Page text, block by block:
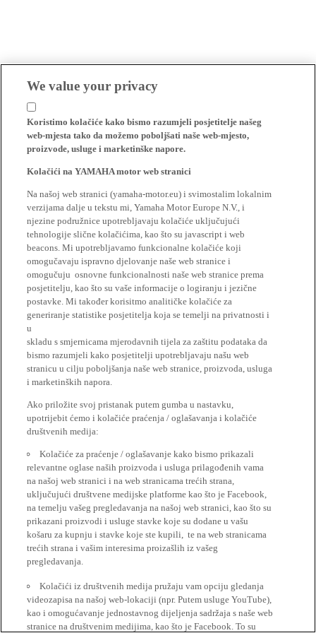
We value your privacy
Koristimo kolačiće kako bismo razumjeli posjetitelje našeg
web-mjesta tako da možemo poboljšati naše web-mjesto,
proizvode, usluge i marketinške napore.
Kolačići na YAMAHA motor web stranici
Na našoj web stranici (yamaha-motor.eu) i svimostalim lokalnim
verzijama dalje u tekstu mi, Yamaha Motor Europe N.V., i
njezine podružnice upotrebljavaju kolačiće uključujući
tehnologije slične kolačićima, kao što su javascript i web
beacons. Mi upotrebljavamo funkcionalne kolačiće koji
omogučavaju ispravno djelovanje naše web stranice i
omogučuju osnovne funkcionalnosti naše web stranice prema
posjetitelju, kao što su vaše informacije o logiranju i jezične
postavke. Mi također korisitmo analitičke kolačiće za
generiranje statistike posjetitelja koja se temelji na privatnosti i
u
skladu s smjernicama mjerodavnih tijela za zaštitu podataka da
bismo razumjeli kako posjetitelji upotrebljavaju našu web
stranicu u cilju poboljšanja naše web stranice, proizvoda, usluga
i marketinških napora.
Ako priložite svoj pristanak putem gumba u nastavku,
upotrijebit ćemo i kolačiće praćenja / oglašavanja i kolačiće
društvenih medija:
Kolačiće za praćenje / oglašavanje kako bismo prikazali
relevantne oglase naših proizvoda i usluga prilagođenih vama
na našoj web stranici i na web stranicama trećih strana,
uključujući društvene medijske platforme kao što je Facebook,
na temelju vašeg pregledavanja na našoj web stranici, kao što su
prikazani proizvodi i usluge stavke koje su dodane u vašu
košaru za kupnju i stavke koje ste kupili, te na web stranicama
trećih strana i vašim interesima proizašlih iz vašeg
pregledavanja.
Kolačići iz društvenih medija pružaju vam opciju gledanja
videozapisa na našoj web-lokaciji (npr. Putem usluge YouTube),
kao i omogućavanje jednostavnog dijeljenja sadržaja s naše web
stranice na društvenim medijima, kao što je Facebook. To su